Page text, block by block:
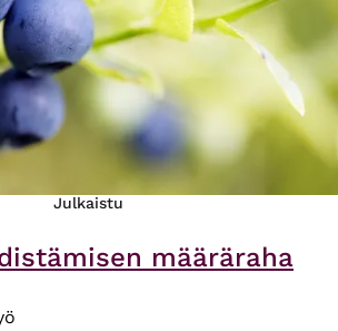
Julkaistu
määräraha